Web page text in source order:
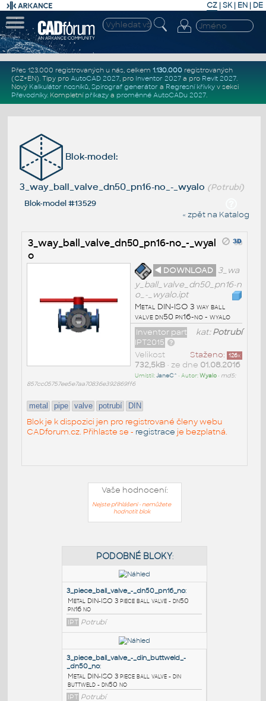
CZ | SK| EN | DE
Přes 123.000 registrovaných u nás, celkem 1.130.000registrovaných
(CZ+EN). Tipy pro AutoCAD 2027, pro Inventor 2027a pro Revit 2027.
Nový Kalkulátor nosníků, Spirograf generátor a Regresní křivkyv sekci
Převodníky. Kompletní příkazya proměnné AutoCADu 2027.
Blok-model:
3_way_ball_valve_dn50_pn16-no_-_wyalo (Potrubí)
Blok-model #13529
« zpět na Katalog
3_way_ball_valve_dn50_pn16-no_-_wyal
o
◄ DOWNLOAD 3_wa
y_ball_valve_dn50_pn16-n
o_-_wyalo.ipt
Metal DIN-ISO 3 way ball
valve dn50 pn16-no - wyalo
kat:Potrubí
Inventor part
IPT2015
Staženo: 126x
Velikost
732,5kB• ze dne 01.08.2016
Umístil:JaneC^ • Autor:Wyalo• md5:
857cc05757ee5e7aa70836e392869ff6
metal pipe valve potrubí DIN
Blok je k dispozici jen pro registrované členy webu
CADforum.cz. Přihlaste se - registrace je bezplatná.
Vaše hodnocení:
Nejste přihlášeni - nemůžete
hodnotit blok
PODOBNÉ BLOKY
3_piece_ball_valve_-_dn50_pn16_no